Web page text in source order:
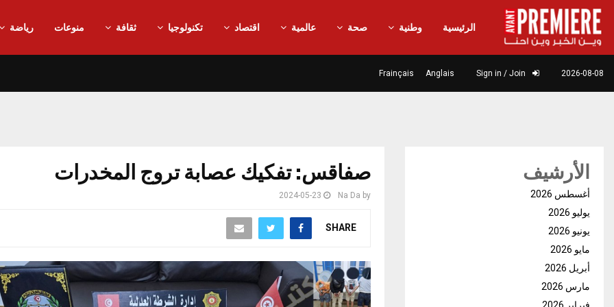
الرئيسية وطنية صحة عالمية اقتصاد تكنولوجيا ثقافة منوعات رياضة
2026-08-08
Anglais
Frainçais
صفاقس: تفكيك عصابة تروج المخدرات
by
Na Da
2024-05-23
SHARE
الأرشيف
أغسطس 2026
يوليو 2026
يونيو 2026
مايو 2026
أبريل 2026
مارس 2026